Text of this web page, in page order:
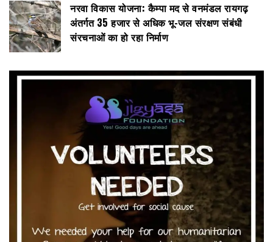
नरवा विकास योजना: कैम्पा मद से वनमंडल रायगढ़
अंतर्गत 35 हजार से अधिक भू-जल संरक्षण संबंधी
संरचनाओं का हो रहा निर्माण